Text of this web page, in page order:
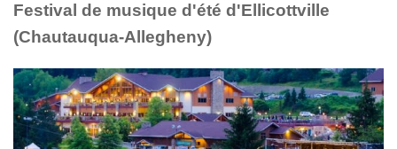
Festival de musique d'été d'Ellicottville
(Chautauqua-Allegheny)